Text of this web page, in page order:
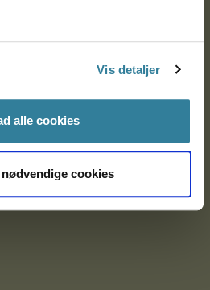
Vis detaljer
alle cookies
cookies